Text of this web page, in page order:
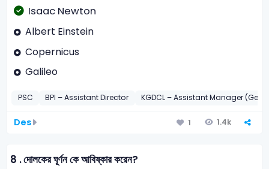
Isaac Newton
Albert Einstein
Copernicus
Galileo
PSC BPI – Assistant Director KGDCL – Assistant Manager
Des 1 1.4k
8 .দোলকের ঘূর্ণন কে আবিষ্কার করেন?